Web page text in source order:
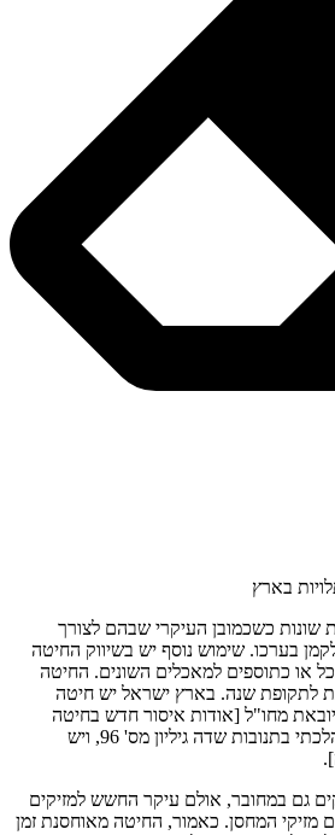
שונות כשכמובן העיקרי שבהם לצורך
בערכו. שימוש נוסף יש בשיווק החיטה
או כתוספים למאכלים השונים. החיטה
לתקופת שנה. בארץ ישראל יש חיטה
מחו"ל [אודות איסור חדש בחיטה
ושאר מיני דגן ראה במידע הלכתי בתנובות שדה גיליון מס' 96, ויש
גם במחובר, אולם עיקר החשש למזיקים
מזיקי המחסן. כאמור, החיטה מאוחסנת זמן